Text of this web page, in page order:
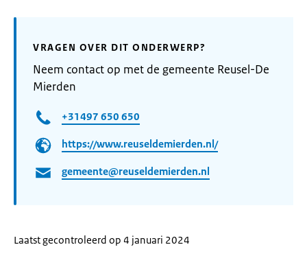
VRAGEN OVER DIT ONDERWERP?
Neem contact op met de gemeente Reusel-De
Mierden
+31497 650 650
https://www.reuseldemierden.nl/
gemeente@reuseldemierden.nl
Laatst gecontroleerd op 4 januari 2024